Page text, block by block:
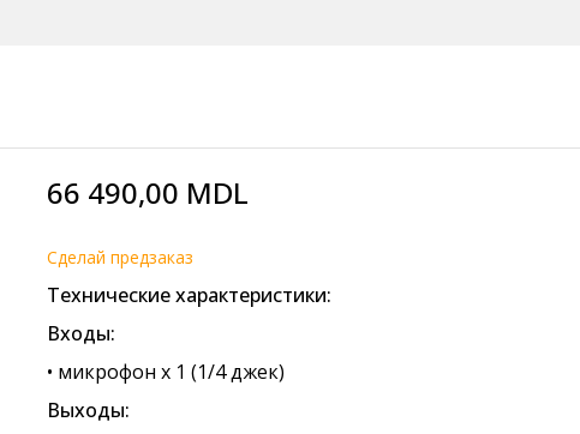
66 490,00 MDL
Cделай предзаказ
Технические характеристики:
Входы:
• микрофон x 1 (1/4 джек)
Выходы: